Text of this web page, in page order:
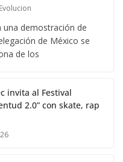
una demostración de
de México se
de los
invita al Festival
2.0” con skate, rap